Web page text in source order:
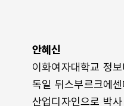
안혜신
이화여자대학교 정
독일 뒤스부르크에
산업디자인으로 박